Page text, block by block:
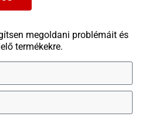
megoldani problémáit és
termékekre.